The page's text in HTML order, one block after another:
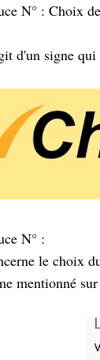
N° : Choix
d'un signe qui
N° :
le choix
mentionné